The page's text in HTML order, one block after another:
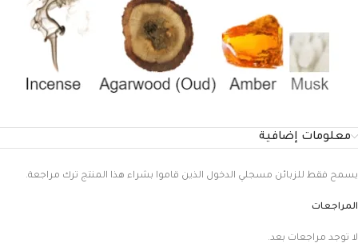
معلومات إضافية
المراجعات
لا توجد مراجعات بعد.
يسمح فقط للزبائن مسجلي الدخول الذين قاموا بشراء هذا المنتج ترك مراجعة.